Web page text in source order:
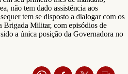
não tem dado assistência aos
tem se disposto a dialogar com os
Brigada Militar, com episódios de
a única posição da Governadora no